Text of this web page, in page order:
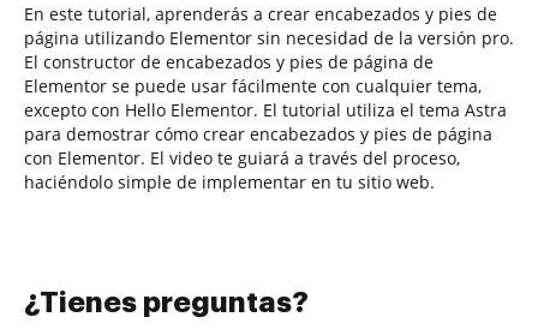
En este tutorial, aprenderás a crear encabezados y pies de
página utilizando Elementor sin necesidad de la versión pro.
El constructor de encabezados y pies de página de
Elementor se puede usar fácilmente con cualquier tema,
excepto con Hello Elementor. El tutorial utiliza el tema Astra
para demostrar cómo crear encabezados y pies de página
con Elementor. El video te guiará a través del proceso,
haciéndolo simple de implementar en tu sitio web.
¿Tienes preguntas?